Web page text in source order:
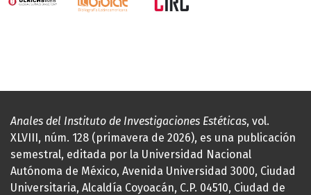
Anales del Instituto de Investigaciones Estéticas, vol.
XLVIII, núm. 128 (primavera de 2026), es una publicación
semestral, editada por la Universidad Nacional
Autónoma de México, Avenida Universidad 3000, Ciudad
Universitaria, Alcaldía Coyoacán, C.P. 04510, Ciudad de